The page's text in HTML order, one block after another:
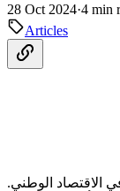
28 Oct 2024·4 min
Articles
الاقتصاد الوطني.